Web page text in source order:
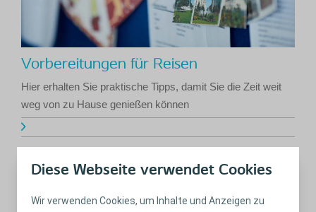
Diese Webseite verwendet Cookies
Wir verwenden Cookies, um Inhalte und Anzeigen zu
Vorbereitungen für Reisen
Hier erhalten Sie praktische Tipps, damit Sie die Zeit weit
weg von zu Hause genießen können